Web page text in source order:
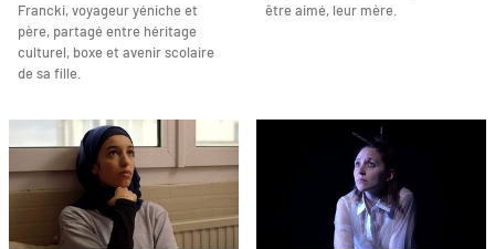
Francki, voyageur yéniche et
père, partagé entre héritage
culturel, boxe et avenir scolaire
de sa fille.
être aimé, leur mère.